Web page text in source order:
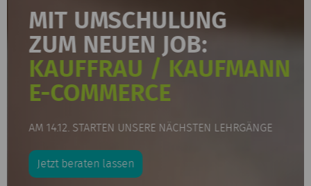
MIT UMSCHULUNG
ZUM NEUEN JOB:
KAUFFRAU / KAUFMANN
E-COMMERCE
AM 14.12. STARTEN UNSERE NÄCHSTEN LEHRGÄNGE
Jetzt beraten lassen